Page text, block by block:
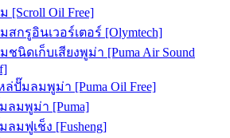
[Scroll Oil Free]
สกรูอินเวอร์เตอร์ [Olymtech]
ชนิดเก็บเสียงพูม่า [Puma Air Sound
ล่ปั๊มลมพูม่า [Puma Oil Free]
ลมพูม่า [Puma]
ลมฟูเช็ง [Fusheng]